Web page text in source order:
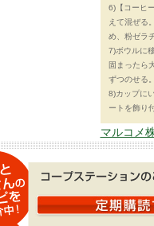
6)【コーヒ
えて混ぜる
め、粉ゼラ
7)ボウルに
固まったら
ずつのせる
8)カップに
ートを飾り
マルコメ